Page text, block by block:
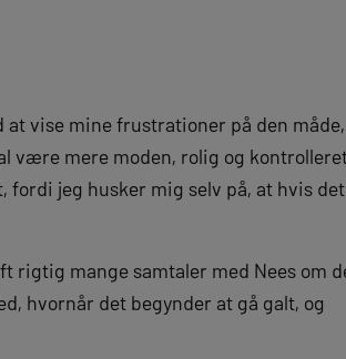
at vise mine frustrationer på den
være mere moden, rolig og
jeg husker mig selv på, at hvis
rigtig mange samtaler med Nees om
hvornår det begynder at gå galt, og